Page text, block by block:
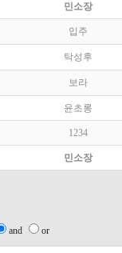
민소장
입주
탁성후
보라
윤초롱
1234
민소장
and or